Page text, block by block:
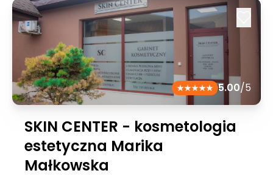
5.00/5
SKIN CENTER - kosmetologia
estetyczna Marika
Małkowska